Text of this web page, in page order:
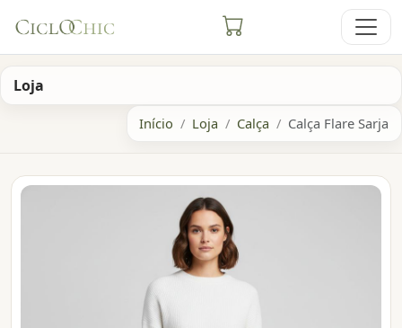
Loja
Início Loja Calça Calça Flare Sarja